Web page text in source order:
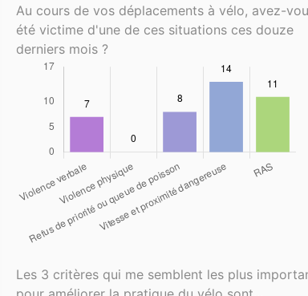
Au cours de vos déplacements à vélo, avez-
été victime d'une de ces situations ces douze
derniers mois ?
Les 3 critères qui me semblent les plus